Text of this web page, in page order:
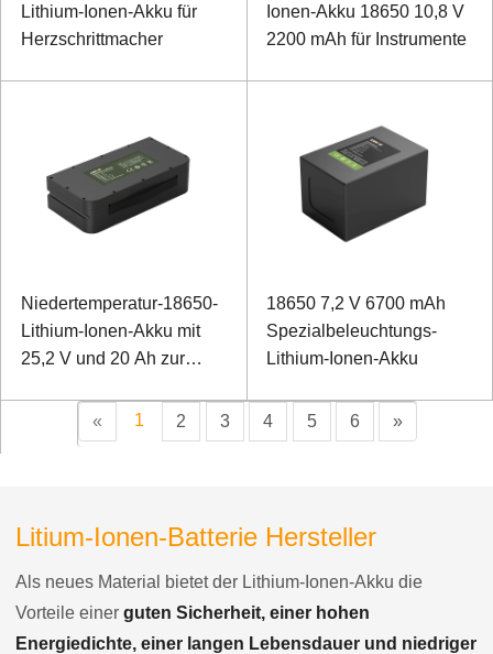
Lithium-Ionen-Akku für
Herzschrittmacher
Ionen-Akku 18650 10,8 V
2200 mAh für Instrumente
Niedertemperatur-18650-
Lithium-Ionen-Akku mit
25,2 V und 20 Ah zur
Traktionsmopeds
18650 7,2 V 6700 mAh
Spezialbeleuchtungs-
Lithium-Ionen-Akku
« 1 2 3 4 5 6 »
Litium-Ionen-Batterie Hersteller
Als neues Material bietet der Lithium-Ionen-Akku die
Vorteile einer guten Sicherheit, einer hohen
Energiedichte, einer langen Lebensdauer und niedriger